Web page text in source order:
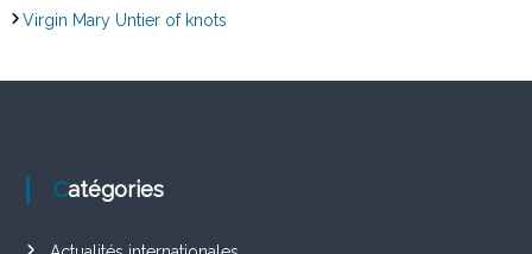
Virgin Mary Untier of knots
Catégories